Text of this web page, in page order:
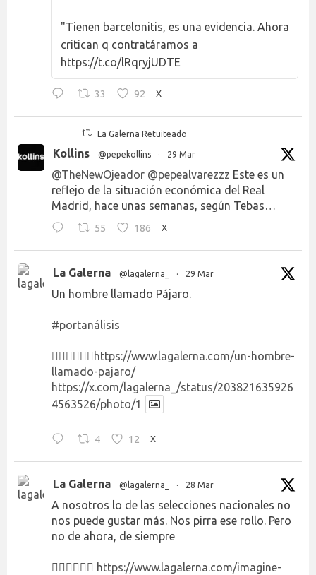
"Tienen barcelonitis, es una evidencia. Ahora
critican q contratáramos a
https://t.co/lRqryjUDTE
33 92 X
La Galerna Retuiteado
Kollins @pepekollins · 29 Mar
@TheNewOjeador @pepealvarezzz Este es un
reflejo de la situación económica del Real
Madrid, hace unas semanas, según Tebas…
55 186 X
La Galerna @lagalerna_ · 29 Mar
Un hombre llamado Pájaro.
#portanálisis
👉🏻👉🏻👉🏻 https://www.lagalerna.com/un-hombre-
llamado-pajaro/
https://x.com/lagalerna_/status/203821635926
4563526/photo/1
4 12 X
La Galerna @lagalerna_ · 28 Mar
A nosotros lo de las selecciones nacionales no
nos puede gustar más. Nos pirra ese rollo. Pero
no de ahora, de siempre
👉🏻👉🏻👉🏻 https://www.lagalerna.com/imagine-